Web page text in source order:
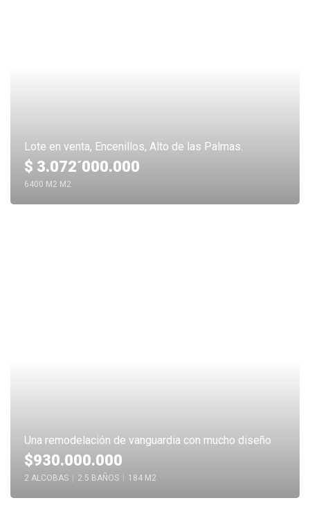
Lote en venta, Encenillos, Alto de las Palmas.
$ 3.072´000.000
6400 M2 M2
Una remodelación de vanguardia con mucho diseño
$930.000.000
2 ALCOBAS 2.5 BAÑOS 184 M2